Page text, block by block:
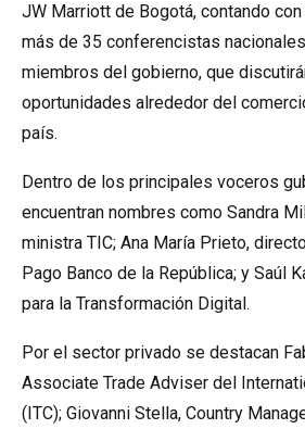
JW Marriott de Bogotá, contando
más de 35 conferencistas
miembros del gobierno, que
oportunidades alrededor del
país.
Dentro de los principales voceros
encuentran nombres como Sandra
ministra TIC; Ana María Prieto,
Pago Banco de la República; y Saúl
para la Transformación Digital.
Por el sector privado se destacan
Associate Trade Adviser del
(ITC); Giovanni Stella, Country